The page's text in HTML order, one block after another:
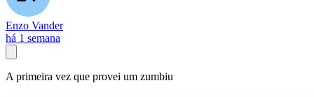
Enzo Vander
há 1 semana
A primeira vez que provei um zumbiu